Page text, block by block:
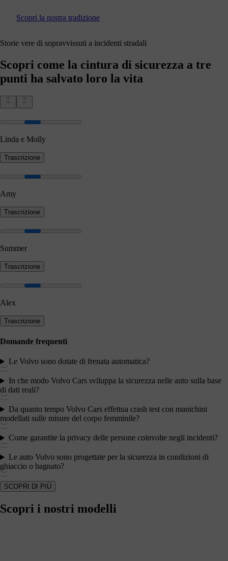
Scopri la nostra tradizione
Storie vere di sopravvissuti a incidenti stradali
Scopri come la cintura di sicurezza a tre
punti ha salvato loro la vita
Linda e Molly
Trascrizione
Amy
Trascrizione
Summer
Trascrizione
Alex
Trascrizione
Domande frequenti
Le Volvo sono dotate di frenata automatica?
In che modo Volvo Cars sviluppa la sicurezza nelle auto sulla base
di dati reali?
Da quanto tempo Volvo Cars effettua crash test con manichini
modellati sulle misure del corpo femminile?
Come garantite la privacy delle persone coinvolte negli incidenti?
Le auto Volvo sono progettate per la sicurezza in condizioni di
ghiaccio o bagnato?
SCOPRI DI PIÙ
Scopri i nostri modelli